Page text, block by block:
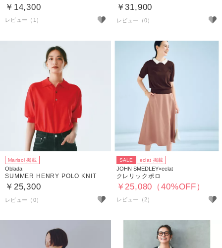
￥14,300
レビュー（1）
￥31,900
Marisol 掲載
Oblada
SUMMER HENRY POLO KNIT
￥25,300
SALE eclat 掲載
JOHN SMEDLEY×eclat
クレリックポロ
￥25,080（40%OFF）
レビュー（2）